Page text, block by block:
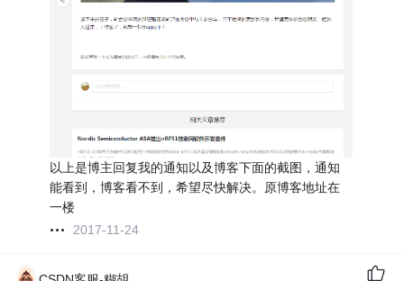
以上是博主回复我的通知以及博客下面的截图，通知
能看到，博客看不到，希望尽快解决。原博客地址在
一楼
2017-11-24